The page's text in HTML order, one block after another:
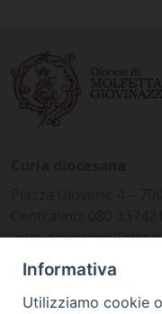
Informativa
Utilizziamo cookie